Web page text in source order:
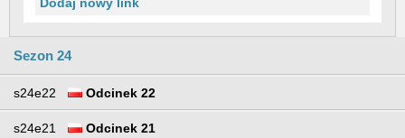
Dodaj nowy link
Sezon 24
s24e22 Odcinek 22
s24e21 Odcinek 21